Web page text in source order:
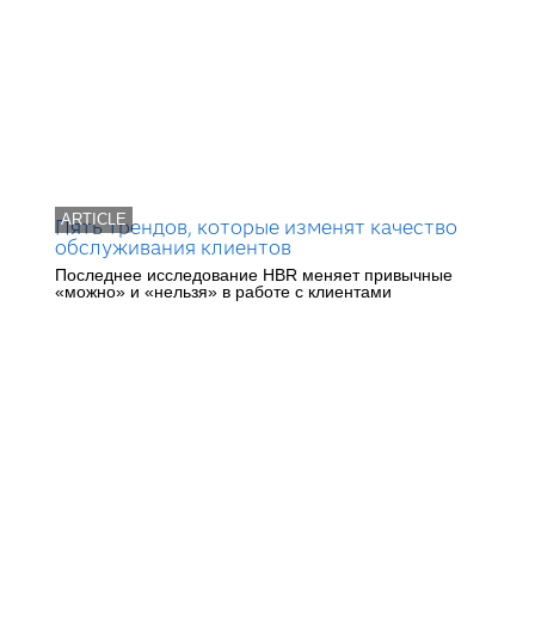
ARTICLE
Пять трендов, которые изменят качество
обслуживания клиентов
Последнее исследование HBR меняет привычные
«можно» и «нельзя» в работе с клиентами